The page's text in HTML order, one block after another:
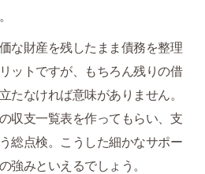
な財産を残したまま債務を整理
ットですが、もちろん残りの借
たなければ意味がありません。
収支一覧表を作ってもらい、支
総点検。こうした細かなサポー
強みといえるでしょう。